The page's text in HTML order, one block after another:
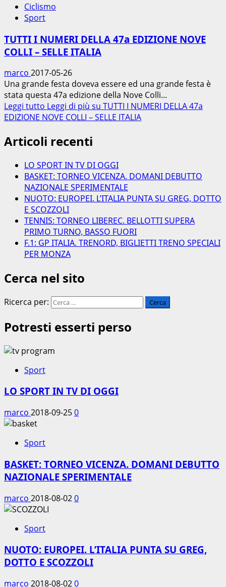
Ciclismo
Sport
TUTTI I NUMERI DELLA 47a EDIZIONE NOVE
COLLI – SELLE ITALIA
marco 2017-05-26
Una grande festa doveva essere ed una grande festa è
stata questa 47a edizione della Nove Colli...
Leggi tutto Leggi di più su TUTTI I NUMERI DELLA 47a
EDIZIONE NOVE COLLI – SELLE ITALIA
Articoli recenti
LO SPORT IN TV DI OGGI
BASKET: TORNEO VICENZA. DOMANI DEBUTTO
NAZIONALE SPERIMENTALE
NUOTO: EUROPEI. L’ITALIA PUNTA SU GREG, DOTTO
E SCOZZOLI
TENNIS: TORNEO LIBEREC. BELLOTTI SUPERA
PRIMO TURNO, BASSO FUORI
F.1: GP ITALIA. TRENORD, BIGLIETTI TRENO SPECIALI
PER MONZA
Cerca nel sito
Ricerca per:
Potresti esserti perso
Sport
LO SPORT IN TV DI OGGI
marco 2018-09-250
Sport
BASKET: TORNEO VICENZA. DOMANI DEBUTTO
NAZIONALE SPERIMENTALE
marco 2018-08-020
Sport
NUOTO: EUROPEI. L’ITALIA PUNTA SU GREG,
DOTTO E SCOZZOLI
marco 2018-08-020